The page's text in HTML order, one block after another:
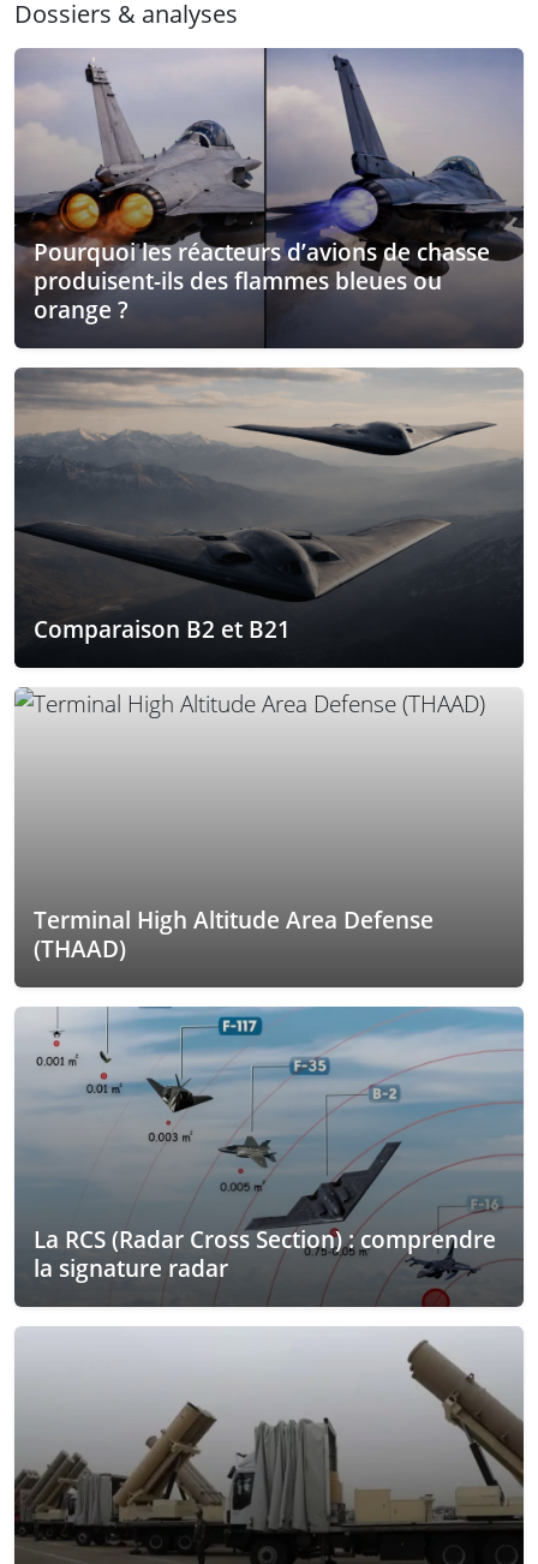
Dossiers & analyses
Pourquoi les réacteurs d’avions de chasse
produisent-ils des flammes bleues ou
orange ?
Comparaison B2 et B21
Terminal High Altitude Area Defense
(THAAD)
La RCS (Radar Cross Section) : comprendre
la signature radar